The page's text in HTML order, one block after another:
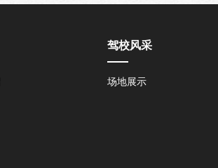
驾校风采
场地展示